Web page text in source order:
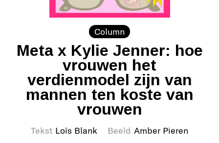
Column
Meta x Kylie Jenner: hoe
vrouwen het
verdienmodel zijn van
mannen ten koste van
vrouwen
Tekst Loïs Blank Beeld Amber Pieren